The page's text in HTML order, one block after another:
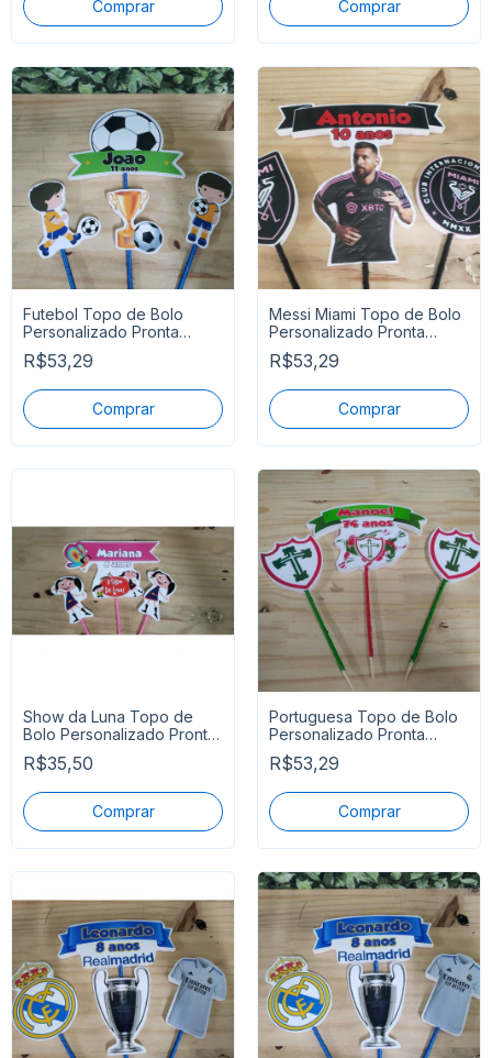
Futebol Topo de Bolo
Personalizado Pronta
Entrega
R$53,29
Messi Miami Topo de Bolo
Personalizado Pronta
Entrega
R$53,29
Show da Luna Topo de
Bolo Personalizado Pronta
Entrega
R$35,50
Portuguesa Topo de Bolo
Personalizado Pronta
Entrega
R$53,29